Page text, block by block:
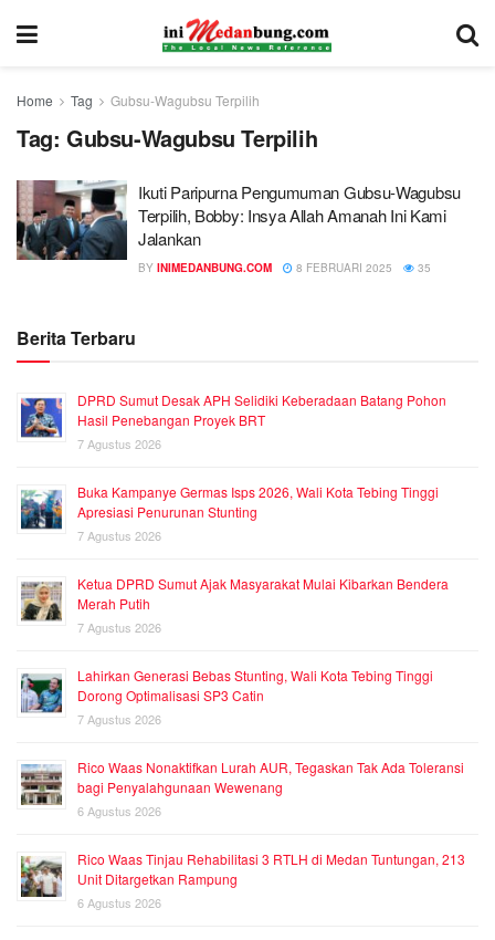
Home Tag Gubsu-Wagubsu Terpilih
Tag: Gubsu-Wagubsu Terpilih
Ikuti Paripurna Pengumuman Gubsu-Wagubsu
Terpilih, Bobby: Insya Allah Amanah Ini Kami
Jalankan
BY INIMEDANBUNG.COM 8 FEBRUARI 2025 35
Berita Terbaru
DPRD Sumut Desak APH Selidiki Keberadaan Batang Pohon
Hasil Penebangan Proyek BRT
7 Agustus 2026
Buka Kampanye Germas Isps 2026, Wali Kota Tebing Tinggi
Apresiasi Penurunan Stunting
7 Agustus 2026
Ketua DPRD Sumut Ajak Masyarakat Mulai Kibarkan Bendera
Merah Putih
7 Agustus 2026
Lahirkan Generasi Bebas Stunting, Wali Kota Tebing Tinggi
Dorong Optimalisasi SP3 Catin
7 Agustus 2026
Rico Waas Nonaktifkan Lurah AUR, Tegaskan Tak Ada Toleransi
bagi Penyalahgunaan Wewenang
6 Agustus 2026
Rico Waas Tinjau Rehabilitasi 3 RTLH di Medan Tuntungan, 213
Unit Ditargetkan Rampung
6 Agustus 2026